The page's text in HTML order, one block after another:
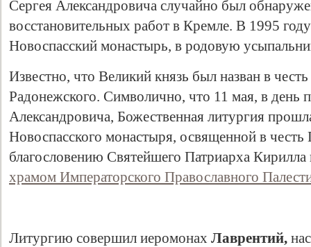
Сергея Александровича случайно был
восстановительных работ в Кремле. В 1995
Новоспасский монастырь, в родовую
Известно, что Великий князь был назван в
Радонежского. Символично, что 11 мая, в день
Александровича, Божественная литургия
Новоспасского монастыря, освященной в
благословению Святейшего Патриарха Кирилла
храмом Императорского Православного
Литургию совершил иеромонах Лаврентий,